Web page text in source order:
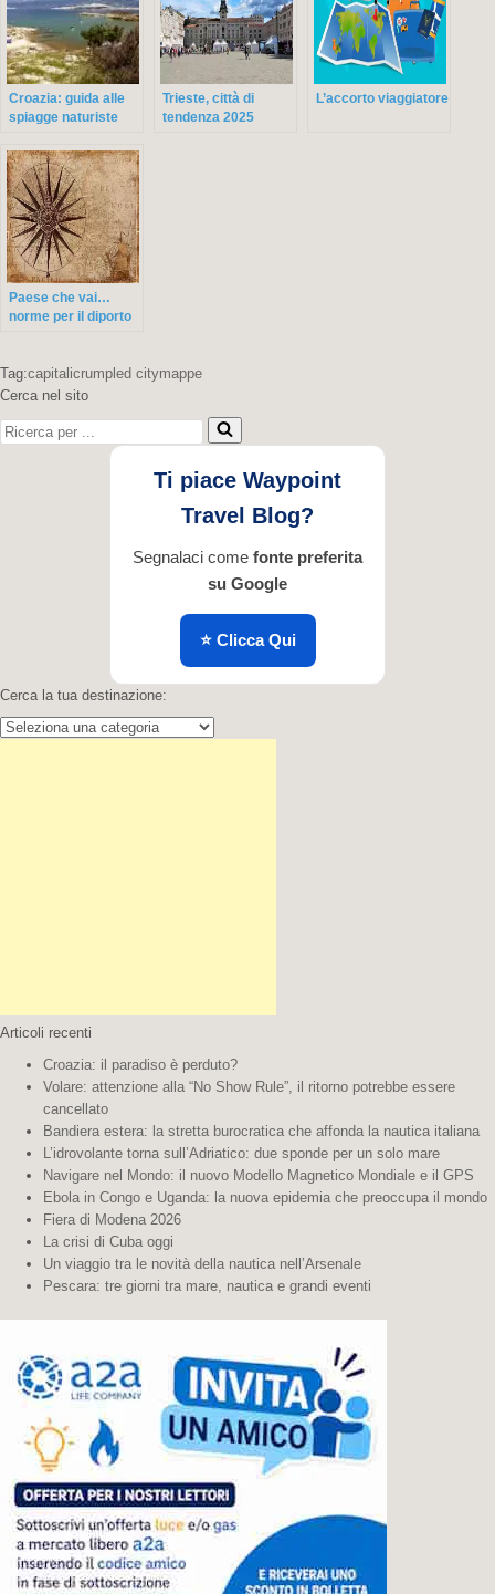
Croazia: guida alle
spiagge naturiste
Trieste, città di
tendenza 2025
L’accorto viaggiatore
Paese che vai…
norme per il diporto
Tag:capitalicrumpled citymappe
Cerca nel sito
Ricerca
per
Ti piace Waypoint
Travel Blog?
Segnalaci come fonte preferita
su Google
⭐ Clicca Qui
Cerca la tua destinazione:
Cerca
Articoli recenti
Croazia: il paradiso è perduto?
Volare: attenzione alla “No Show Rule”, il ritorno potrebbe essere
cancellato
Bandiera estera: la stretta burocratica che affonda la nautica italiana
L’idrovolante torna sull’Adriatico: due sponde per un solo mare
Navigare nel Mondo: il nuovo Modello Magnetico Mondiale e il GPS
Ebola in Congo e Uganda: la nuova epidemia che preoccupa il mondo
Fiera di Modena 2026
La crisi di Cuba oggi
Un viaggio tra le novità della nautica nell’Arsenale
Pescara: tre giorni tra mare, nautica e grandi eventi